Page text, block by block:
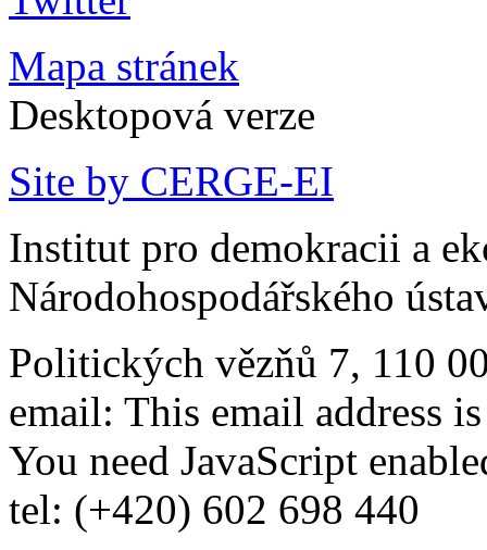
Mapa stránek
Desktopová verze
Site by CERGE-EI
Institut pro demokracii a
Národohospodářského
Politických vězňů 7, 110
email: This email address
You need JavaScript
tel: (+420) 602 698 440